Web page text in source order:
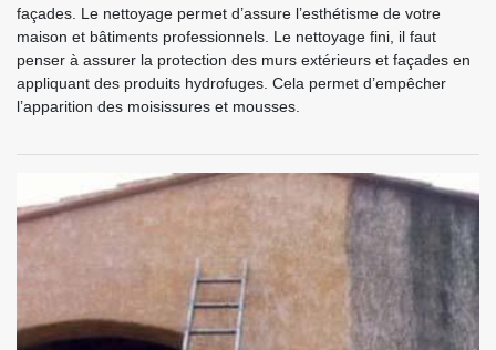
façades. Le nettoyage permet d’assure l’esthétisme de votre
maison et bâtiments professionnels. Le nettoyage fini, il faut
penser à assurer la protection des murs extérieurs et façades en
appliquant des produits hydrofuges. Cela permet d’empêcher
l’apparition des moisissures et mousses.